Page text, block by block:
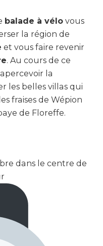
balade à vélo vous
la région de
et vous faire revenir
. Au cours de ce
la
les belles villas qui
fraises de Wépion
de Floreffe.
dans le centre de